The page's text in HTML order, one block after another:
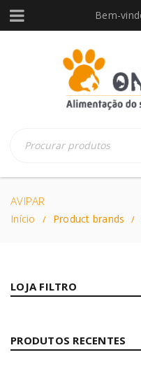
Bem-
AVIPAR
Início / Product brands /
LOJA FILTRO
PRODUTOS RECENTES